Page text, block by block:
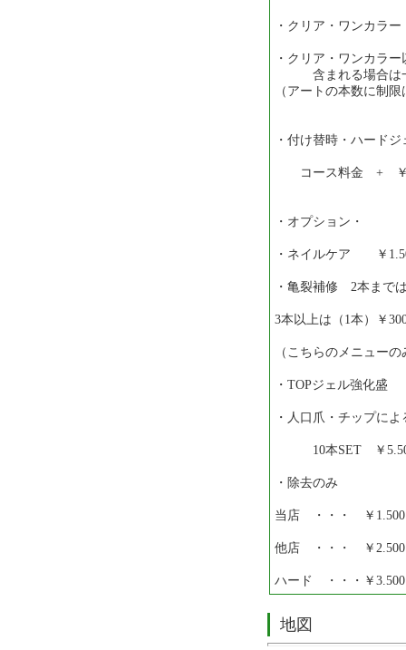
・クリア・ワンカラ
・クリア・ワンカラ
含まれる場合は一
（アートの本数に制
・付け替時・ハード
コース料金 + ￥
・オプション・
・ネイルケア ￥
・亀裂補修 2本まで
3本以上は（1本）￥
（こちらのメニュー
・TOPジェル強化
・人口爪・チップに
10本SET ￥
・除去のみ
当店 ・・・ ￥1.500
他店 ・・・ ￥2.500
ハード ・・・￥3.500
地図